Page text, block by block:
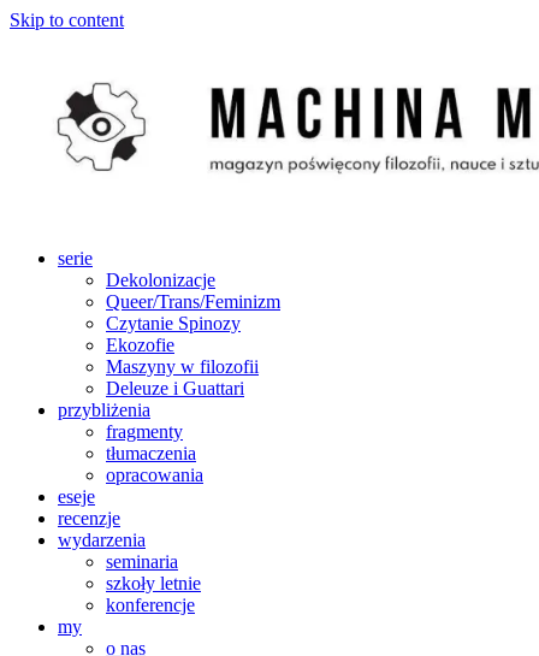
Skip to content
serie
Dekolonizacje
Queer/Trans/Feminizm
Czytanie Spinozy
Ekozofie
Maszyny w filozofii
Deleuze i Guattari
przybliżenia
fragmenty
tłumaczenia
opracowania
eseje
recenzje
wydarzenia
seminaria
szkoły letnie
konferencje
my
o nas